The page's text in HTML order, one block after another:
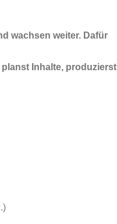
wachsen weiter. Dafür
Inhalte, produzierst